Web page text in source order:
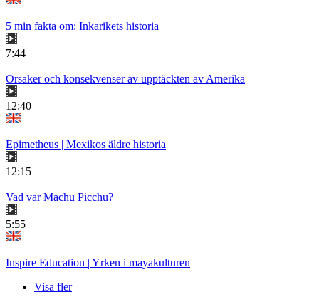
5 min fakta om: Inkarikets historia
7:44
Orsaker och konsekvenser av upptäckten av Amerika
12:40
Epimetheus | Mexikos äldre historia
12:15
Vad var Machu Picchu?
5:55
Inspire Education | Yrken i mayakulturen
Visa fler